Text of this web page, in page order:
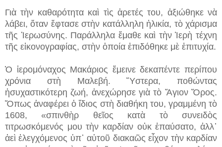
Γιὰ τὴν καθαρότητα καὶ τὶς ἀρετές του, ἀξιώθηκε νὰ
λάβει, ὅταν ἔφτασε στὴν κατάλληλη ἡλικία, τὸ χάρισμα
τῆς Ἱερωσύνης. Παράλληλα ἔμαθε καὶ τὴν Ἱερὴ τέχνη
τῆς εἰκονογραφίας, στὴν ὁποία ἐπιδόθηκε μὲ ἐπιτυχία.
Ὁ ἱερομόναχος Μακάριος ἔμεινε δεκαπέντε περίπου
χρόνια στὴ Μαλεβή. Ὕστερα, ποθώντας
ἡσυχαστικότερη ζωή, ἀνεχώρησε γιὰ τὸ Ἅγιον Ὄρος.
Ὅπως ἀναφέρει ὁ ἴδιος στὴ διαθήκη του, γραμμένη τὸ
1608, «σπινθὴρ θεῖος κατὰ τὸ συνειδὸς
τιτρωσκόμενός μου τὴν καρδίαν οὐκ ἐπαύσατο, ἀλλ᾿
ἀεὶ ἐλεγχόμενος ὑπ᾿ αὐτοῦ διακαῶς εἶχον τὴν καρδίαν